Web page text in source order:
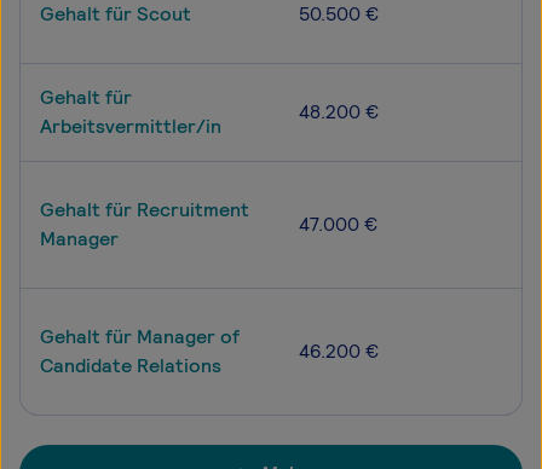
Gehalt für Scout 50.500 €
Gehalt für
Arbeitsvermittler/in
48.200 €
Gehalt für Recruitment
Manager
47.000 €
Gehalt für Manager of
Candidate Relations
46.200 €